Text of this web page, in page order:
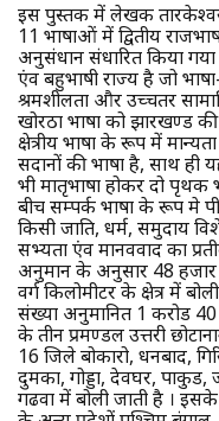
इस पुस्तक में लेखक तारकेश्वर
11 भाषाओं में द्वितीय
अनुसंधान संधारित किया
एंव बहुभाषी राज्य है जो
श्रमशीलता और उच्चतर
खोरठा भाषा को झारखण्ड
क्षेत्रीय भाषा के रूप में
सदानों की भाषा है, साथ ही
भी मातृभाषा होकर दो
बीच सम्पर्क भाषा के रूप मे
किसी जाति, धर्म, समुदाय
सभ्यता एंव मानववाद का
अनुमान के अनुसार 48 हजार
वर्ग किलोमीटर के क्षेत्र में
संख्या अनुमानित 1 करोड
के तीन प्रमण्डल उत्तरी
16 जिले बोकारो, धनबाद,
दुमका, गोड्डा, देवघर,
गढवा में बोली जाती है ।